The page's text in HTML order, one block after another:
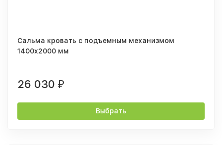
Сальма кровать с подъемным механизмом
1400x2000 мм
26 030 ₽
Выбрать